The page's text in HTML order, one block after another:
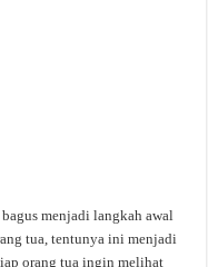
menjadi langkah awal
tua, tentunya ini menjadi
orang tua ingin melihat